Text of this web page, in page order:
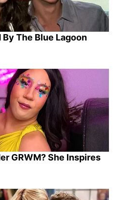
The Blue Lagoon
GRWM? She Inspires